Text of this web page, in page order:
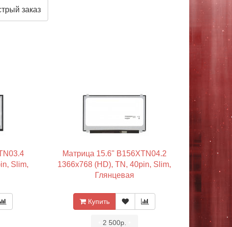
заказ
Slim,
Матрица 15.6" B156XTN04.2
1366x768 (HD), TN, 40pin, Slim,
Глянцевая
Купить
2 500р.